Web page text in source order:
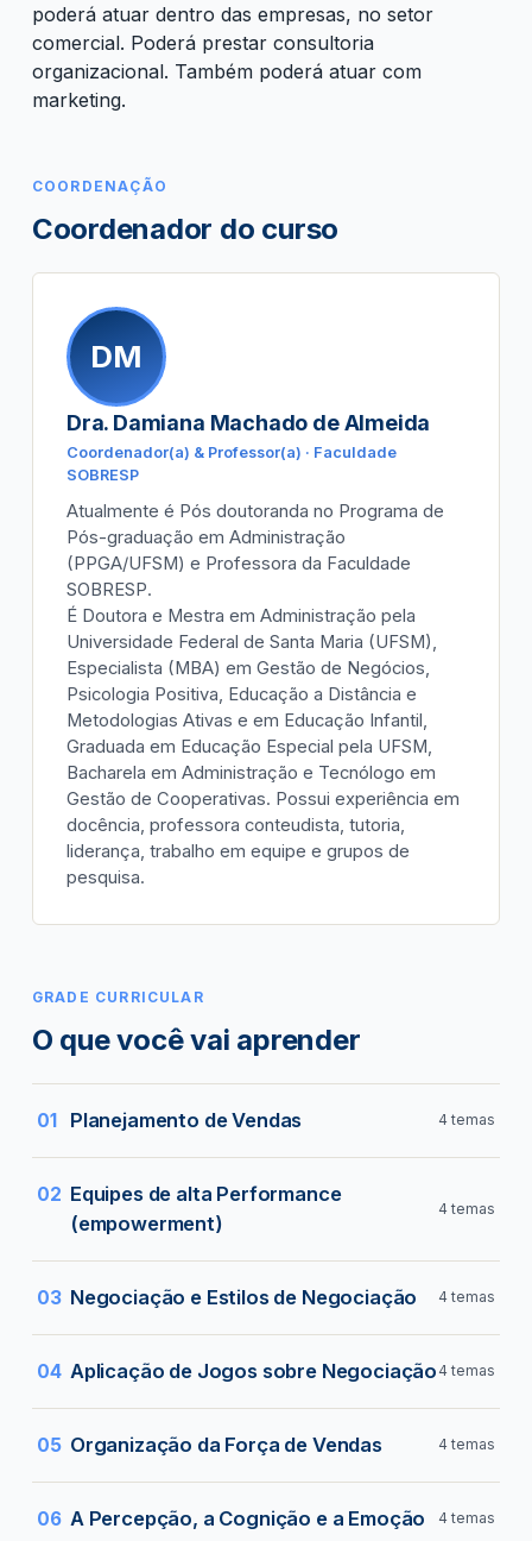
poderá atuar dentro das empresas, no setor
comercial. Poderá prestar consultoria
organizacional. Também poderá atuar com
marketing.
COORDENAÇÃO
Coordenador do curso
DM
Dra. Damiana Machado de Almeida
Coordenador(a) & Professor(a) · Faculdade
SOBRESP
Atualmente é Pós doutoranda no Programa de
Pós-graduação em Administração
(PPGA/UFSM) e Professora da Faculdade
SOBRESP.
É Doutora e Mestra em Administração pela
Universidade Federal de Santa Maria (UFSM),
Especialista (MBA) em Gestão de Negócios,
Psicologia Positiva, Educação a Distância e
Metodologias Ativas e em Educação Infantil,
Graduada em Educação Especial pela UFSM,
Bacharela em Administração e Tecnólogo em
Gestão de Cooperativas. Possui experiência em
docência, professora conteudista, tutoria,
liderança, trabalho em equipe e grupos de
pesquisa.
GRADE CURRICULAR
O que você vai aprender
01 Planejamento de Vendas 4 temas
Venda Pessoal e gestão das vendas
Organização da Força de Vendas
vendas
02 Equipes de alta Performance
(empowerment)
4 temas
Habilidades de Trabalho em Equipe
Pessoas, Grupos e Equipes
Dinâmicas de Equipes
Equipes
03 Negociação e Estilos de Negociação 4 temas
As Características de uma situação de
Negociação
A negociação: estratégias e Planejamento I
A negociação: estratégias e Planejamento II
Os Relacionamentos nas Negociações
04 Aplicação de Jogos sobre Negociação 4 temas
As estratégias e táticas da negociação
integrativa I
As estratégias e táticas da negociação
integrativa II
05 Organização da Força de Vendas 4 temas
Planejamento de Vendas
06 A Percepção, a Cognição e a Emoção 4 temas